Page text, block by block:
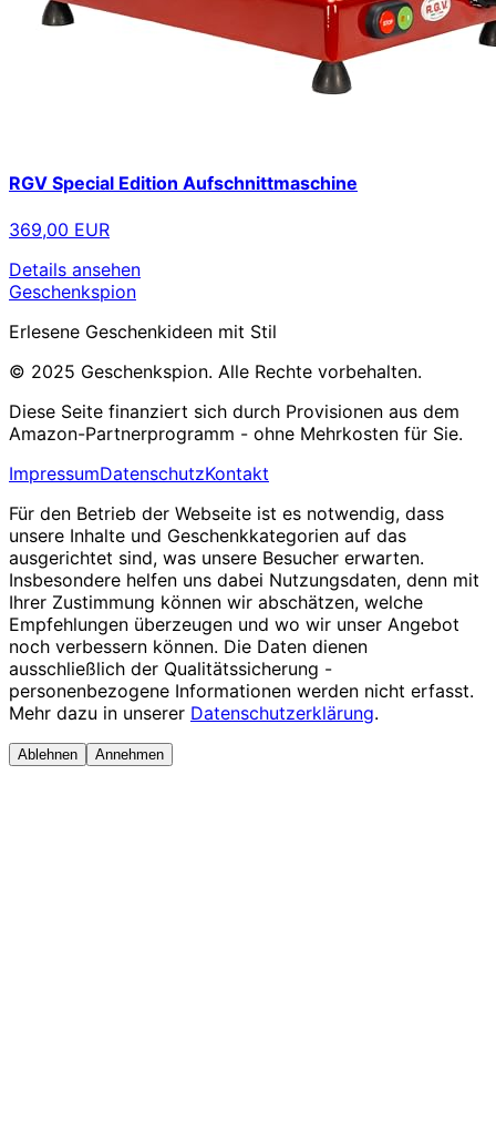
RGV Special Edition Aufschnittmaschine
369,00 EUR
Details ansehen
Geschenkspion
Erlesene Geschenkideen mit Stil
© 2025 Geschenkspion. Alle Rechte vorbehalten.
Diese Seite finanziert sich durch Provisionen aus dem
Amazon-Partnerprogramm - ohne Mehrkosten für Sie.
ImpressumDatenschutzKontakt
Für den Betrieb der Webseite ist es notwendig, dass
unsere Inhalte und Geschenkkategorien auf das
ausgerichtet sind, was unsere Besucher erwarten.
Insbesondere helfen uns dabei Nutzungsdaten, denn mit
Ihrer Zustimmung können wir abschätzen, welche
Empfehlungen überzeugen und wo wir unser Angebot
noch verbessern können. Die Daten dienen
ausschließlich der Qualitätssicherung -
personenbezogene Informationen werden nicht erfasst.
Mehr dazu in unserer Datenschutzerklärung.
Ablehnen Annehmen